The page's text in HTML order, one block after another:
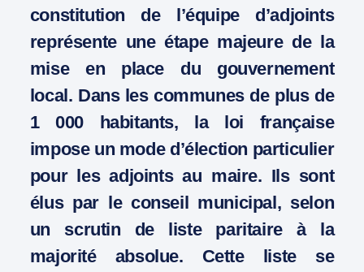
constitution de l’équipe d’adjoints
représente une étape majeure de la
mise en place du gouvernement
local. Dans les communes de plus de
1 000 habitants, la loi française
impose un mode d’élection particulier
pour les adjoints au maire. Ils sont
élus par le conseil municipal, selon
un scrutin de liste paritaire à la
majorité absolue. Cette liste se